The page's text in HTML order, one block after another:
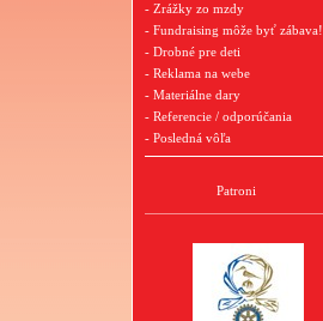
- Zrážky zo mzdy
- Fundraising môže byť zábava!
- Drobné pre deti
- Reklama na webe
- Materiálne dary
- Referencie / odporúčania
- Posledná vôľa
Patroni